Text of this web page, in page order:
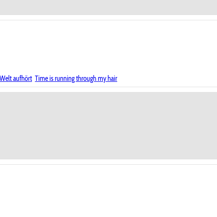
aufhört Time is running through my hair